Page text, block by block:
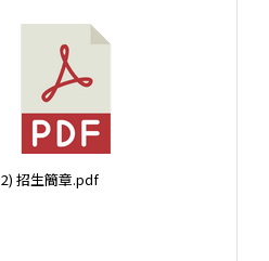
2) 招生簡章.pdf